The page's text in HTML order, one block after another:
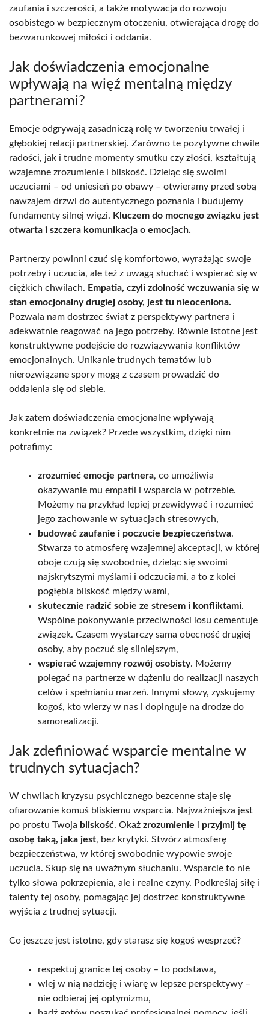
zaufania i szczerości, a także motywacja do rozwoju
osobistego w bezpiecznym otoczeniu, otwierająca drogę do
bezwarunkowej miłości i oddania.
Jak doświadczenia emocjonalne
wpływają na więź mentalną między
partnerami?
Emocje odgrywają zasadniczą rolę w tworzeniu trwałej i
głębokiej relacji partnerskiej. Zarówno te pozytywne chwile
radości, jak i trudne momenty smutku czy złości, kształtują
wzajemne zrozumienie i bliskość. Dzieląc się swoimi
uczuciami – od uniesień po obawy – otwieramy przed sobą
nawzajem drzwi do autentycznego poznania i budujemy
fundamenty silnej więzi. Kluczem do mocnego związku jest
otwarta i szczera komunikacja o emocjach.
Partnerzy powinni czuć się komfortowo, wyrażając swoje
potrzeby i uczucia, ale też z uwagą słuchać i wspierać się w
ciężkich chwilach. Empatia, czyli zdolność wczuwania się w
stan emocjonalny drugiej osoby, jest tu nieoceniona.
Pozwala nam dostrzec świat z perspektywy partnera i
adekwatnie reagować na jego potrzeby. Równie istotne jest
konstruktywne podejście do rozwiązywania konfliktów
emocjonalnych. Unikanie trudnych tematów lub
nierozwiązane spory mogą z czasem prowadzić do
oddalenia się od siebie.
Jak zatem doświadczenia emocjonalne wpływają
konkretnie na związek? Przede wszystkim, dzięki nim
potrafimy:
zrozumieć emocje partnera, co umożliwia
okazywanie mu empatii i wsparcia w potrzebie.
Możemy na przykład lepiej przewidywać i rozumieć
jego zachowanie w sytuacjach stresowych,
budować zaufanie i poczucie bezpieczeństwa.
Stwarza to atmosferę wzajemnej akceptacji, w której
oboje czują się swobodnie, dzieląc się swoimi
najskrytszymi myślami i odczuciami, a to z kolei
pogłębia bliskość między wami,
skutecznie radzić sobie ze stresem i konfliktami.
Wspólne pokonywanie przeciwności losu cementuje
związek. Czasem wystarczy sama obecność drugiej
osoby, aby poczuć się silniejszym,
wspierać wzajemny rozwój osobisty. Możemy
polegać na partnerze w dążeniu do realizacji naszych
celów i spełnianiu marzeń. Innymi słowy, zyskujemy
kogoś, kto wierzy w nas i dopinguje na drodze do
samorealizacji.
Jak zdefiniować wsparcie mentalne w
trudnych sytuacjach?
W chwilach kryzysu psychicznego bezcenne staje się
ofiarowanie komuś bliskiemu wsparcia. Najważniejsza jest
po prostu Twoja bliskość. Okaż zrozumienie i przyjmij tę
osobę taką, jaka jest, bez krytyki. Stwórz atmosferę
bezpieczeństwa, w której swobodnie wypowie swoje
uczucia. Skup się na uważnym słuchaniu. Wsparcie to nie
tylko słowa pokrzepienia, ale i realne czyny. Podkreślaj siłę i
talenty tej osoby, pomagając jej dostrzec konstruktywne
wyjścia z trudnej sytuacji.
Co jeszcze jest istotne, gdy starasz się kogoś wesprzeć?
respektuj granice tej osoby – to podstawa,
wlej w nią nadzieję i wiarę w lepsze perspektywy –
nie odbieraj jej optymizmu,